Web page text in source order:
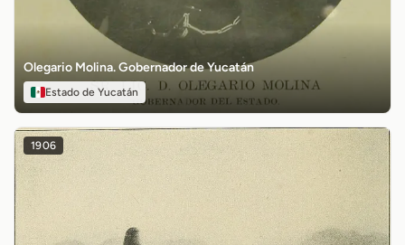
Olegario Molina. Gobernador de Yucatán
Estado de Yucatán
1906